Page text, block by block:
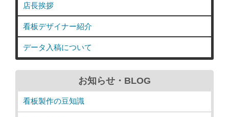
店長挨拶
看板デザイナー紹介
データ入稿について
お知らせ・BLOG
看板製作の豆知識